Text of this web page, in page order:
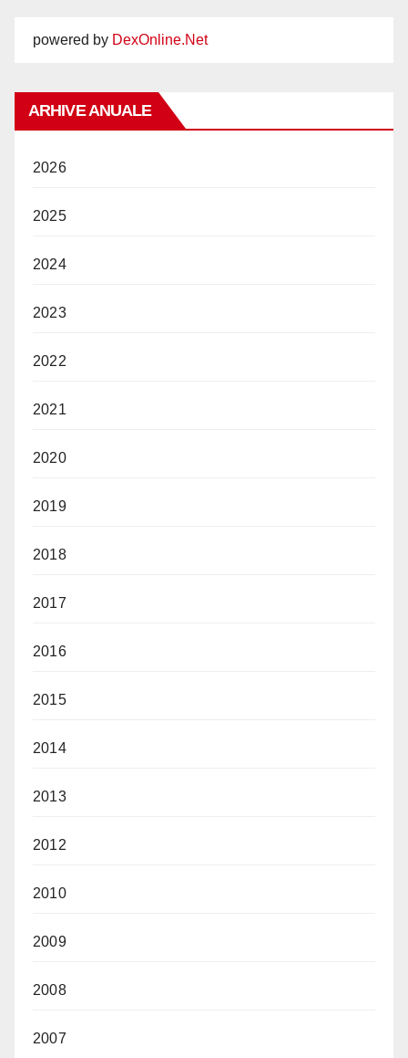
powered by DexOnline.Net
ARHIVE ANUALE
2026
2025
2024
2023
2022
2021
2020
2019
2018
2017
2016
2015
2014
2013
2012
2010
2009
2008
2007